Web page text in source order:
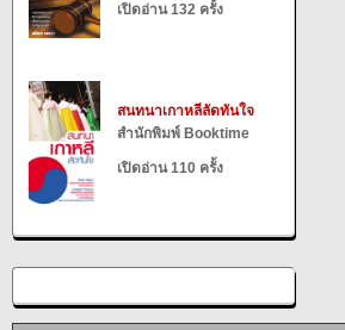
เปิดอ่าน 132 ครั้ง
สนทนาเกาหลีลัดทันใจ
สำนักพิมพ์ Booktime
เปิดอ่าน 110 ครั้ง